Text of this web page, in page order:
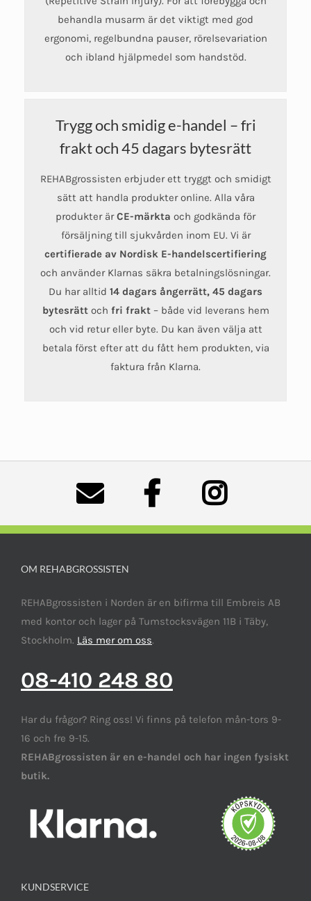
behandla musarm är det viktigt med god
ergonomi, regelbundna pauser, rörelsevariation
och ibland hjälpmedel som handstöd.
Trygg och smidig e-handel – fri
frakt och 45 dagars bytesrätt
REHABgrossisten erbjuder ett tryggt och smidigt
sätt att handla produkter online. Alla våra
produkter ärCE-märkta och godkända för
försäljning till sjukvården inom EU. Vi är
certifierade av Nordisk E-handelscertifiering
och använder Klarnas säkra betalningslösningar.
Du har alltid 14 dagars ångerrätt, 45 dagars
bytesrätt och fri frakt– både vid leverans hem
och vid retur eller byte. Du kan även välja att
betala först efter att du fått hem produkten, via
faktura från Klarna.
OM REHABGROSSISTEN
REHABgrossisten i Norden är en bifirma till Embreis AB
med kontor och lager på Tumstocksvägen 11B i Täby,
Stockholm. Läs mer om oss.
08-410 248 80
Har du frågor? Ring oss! Vi finns på telefon mån-tors 9-
16 och fre 9-15.
REHABgrossisten är en e-handel och har ingen fysiskt
butik.
KUNDSERVICE